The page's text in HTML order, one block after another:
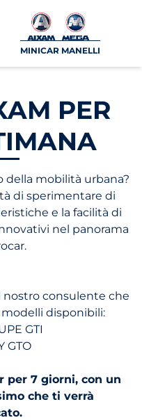
MINICAR MANELLI
PER
della mobilità urbana?
di sperimentare di
e la facilità di
nel panorama
nostro consulente che
disponibili:
GTI
GTO
per 7 giorni, con un
che ti verrà